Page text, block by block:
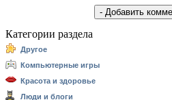
Категории раздела
Другое
Компьютерные игры
Красота и здоровье
Люди и блоги